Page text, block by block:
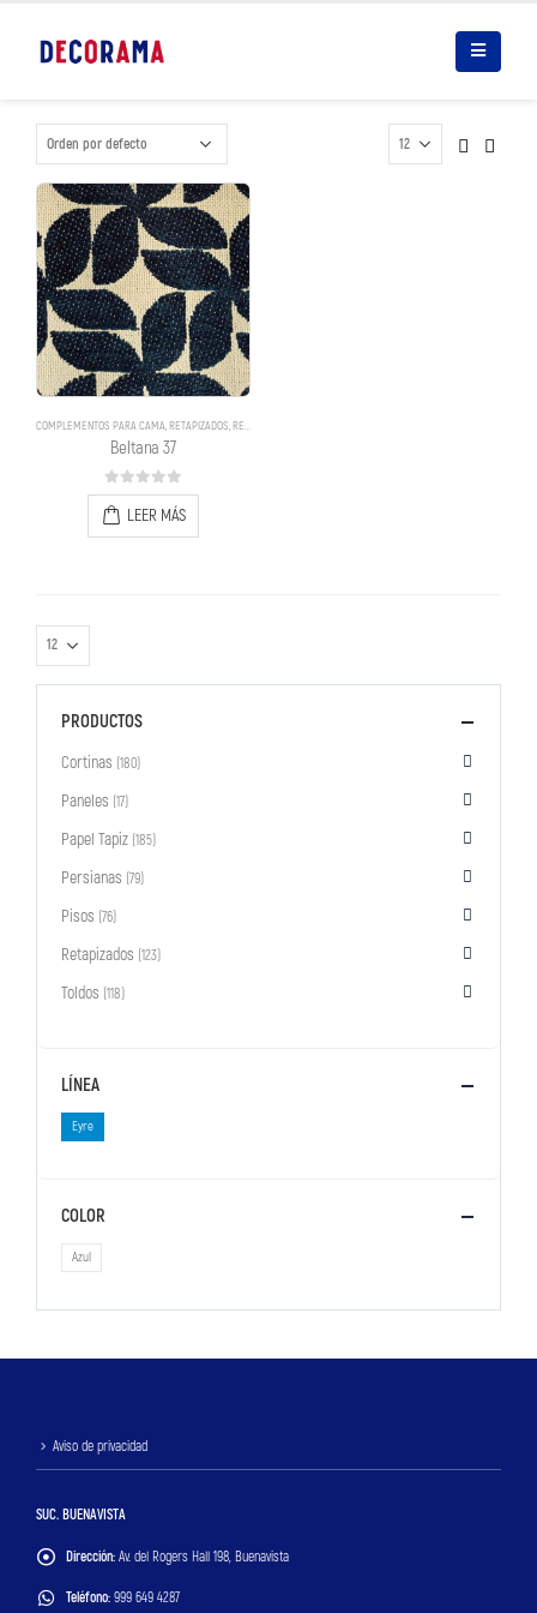
COMPLEMENTOS PARA CAMA,RETAPIZADOS,RETAPIZADOS
Beltana 37
0out of 5
LEER MÁS
PRODUCTOS
Cortinas (180)
Paneles (17)
Papel Tapiz (185)
Persianas (79)
Pisos (76)
Retapizados (123)
Toldos (118)
LÍNEA
Eyre
COLOR
Azul
Aviso de privacidad
SUC. BUENAVISTA
Dirección: Av. del Rogers Hall 198, Buenavista
Teléfono: 999 649 4287